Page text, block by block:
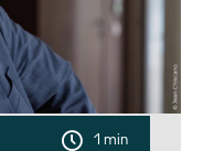
1 min